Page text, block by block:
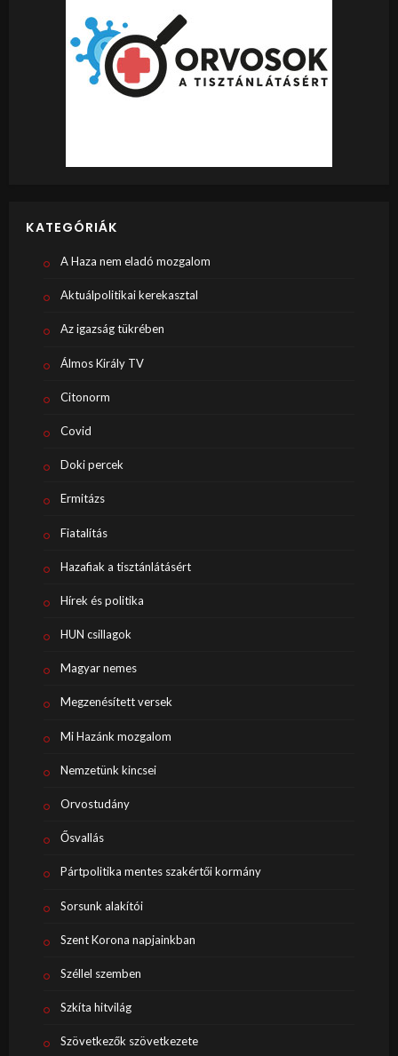
KATEGÓRIÁK
A Haza nem eladó mozgalom
Aktuálpolitikai kerekasztal
Az igazság tükrében
Álmos Király TV
Citonorm
Covid
Doki percek
Ermitázs
Fiatalítás
Hazafiak a tisztánlátásért
Hírek és politika
HUN csillagok
Magyar nemes
Megzenésített versek
Mi Hazánk mozgalom
Nemzetünk kincsei
Orvostudány
Ősvallás
Pártpolitika mentes szakértői kormány
Sorsunk alakítói
Szent Korona napjainkban
Széllel szemben
Szkíta hitvilág
Szövetkezők szövetkezete